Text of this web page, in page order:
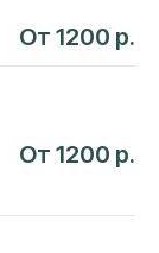
От 1200 р.
От 1200 р.